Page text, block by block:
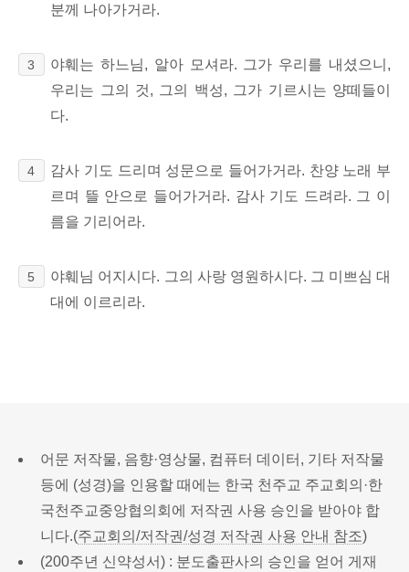
분께 나아가거라.
3
야훼는 하느님, 알아 모셔라. 그가 우리를 내셨으니,
우리는 그의 것, 그의 백성, 그가 기르시는 양떼들이
다.
4
감사 기도 드리며 성문으로 들어가거라. 찬양 노래 부
르며 뜰 안으로 들어가거라. 감사 기도 드려라. 그 이
름을 기리어라.
5
야훼님 어지시다. 그의 사랑 영원하시다. 그 미쁘심 대
대에 이르리라.
어문 저작물, 음향·영상물, 컴퓨터 데이터, 기타 저작물
등에 (성경)을 인용할 때에는 한국 천주교 주교회의·한
국천주교중앙협의회에 저작권 사용 승인을 받아야 합
니다.(주교회의/저작권/성경 저작권 사용 안내 참조)
(200주년 신약성서) : 분도출판사의 승인을 얻어 게재